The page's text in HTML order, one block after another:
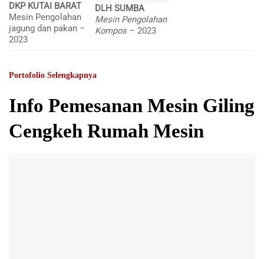
DKP KUTAI BARAT
Mesin Pengolahan
jagung dan pakan –
2023
DLH SUMBA
Mesin Pengolahan
Kompos – 2023
Portofolio Selengkapnya
Info Pemesanan Mesin Giling
Cengkeh Rumah Mesin